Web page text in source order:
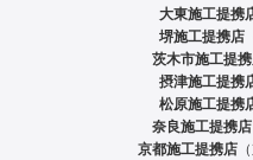
大東施工提携
堺施工提携店
茨木市施工提
摂津施工提携
松原施工提携
奈良施工提携店
京都施工提携店